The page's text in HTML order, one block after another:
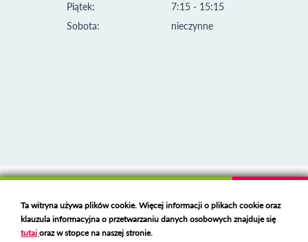
Piątek:
Sobota:
7:15 - 15:15
nieczynne
Deklaracja dostępności
Polski serwer RBLhttps://polspam.pl/
Ta witryna używa plików cookie. Więcej informacji o plikach cookie oraz
klauzula informacyjna o przetwarzaniu danych osobowych znajduje się
tutajoraz w stopce na naszej stronie.